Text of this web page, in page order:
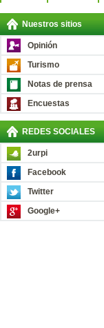
Nuestros sitios
Opinión
Turismo
Notas de prensa
Encuestas
REDES SOCIALES
2urpi
Facebook
Twitter
Google+